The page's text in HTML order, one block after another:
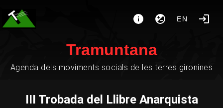
EN
Tramuntana
Agenda dels moviments socials de les terres gironines
III Trobada del Llibre Anarquista